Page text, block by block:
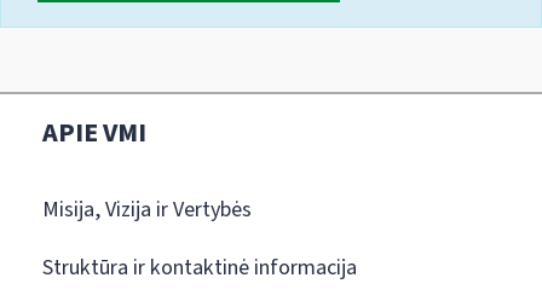
APIE VMI
Misija, Vizija ir Vertybės
Struktūra ir kontaktinė informacija